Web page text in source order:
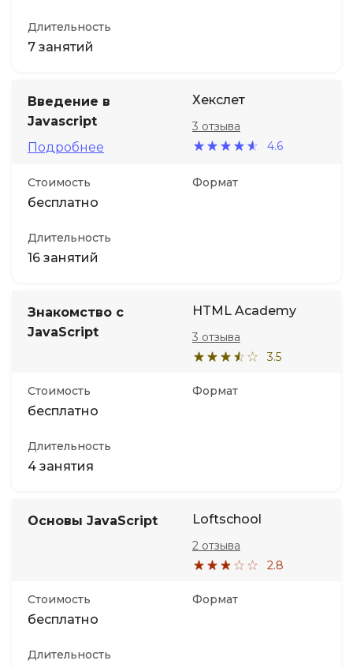
Длительность
7 занятий
Введение в
Javascript
Подробнее
Хекслет
4.6
3 отзыва
Стоимость
бесплатно
Формат
Длительность
16 занятий
Знакомство с
JavaScript
HTML Academy
3.5
3 отзыва
Стоимость
бесплатно
Формат
Длительность
4 занятия
Основы JavaScript Loftschool
2.8
2 отзыва
Стоимость
бесплатно
Формат
Длительность